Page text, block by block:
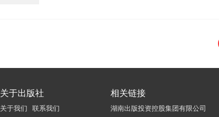
关于出版社
关于我们 联系我们
相关链接
湖南出版投资控股集团有限公司